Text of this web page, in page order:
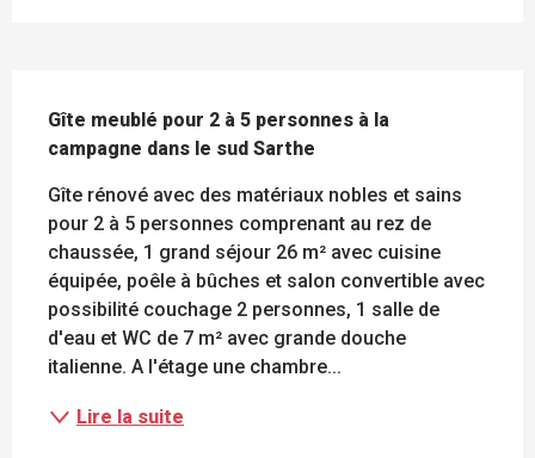
Gîte meublé pour 2 à 5 personnes à la
campagne dans le sud Sarthe
Gîte rénové avec des matériaux nobles et sains
pour 2 à 5 personnes comprenant au rez de
chaussée, 1 grand séjour 26 m² avec cuisine
équipée, poêle à bûches et salon convertible avec
possibilité couchage 2 personnes, 1 salle de
d'eau et WC de 7 m² avec grande douche
italienne. A l'étage une chambre...
Lire la suite